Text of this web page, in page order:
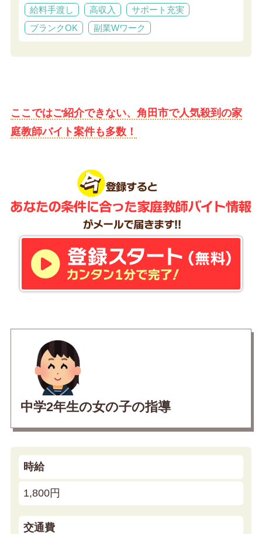
給料手渡し
高収入
サポート充実
ブランクOK
副業Wワーク
ここではご紹介できない、角田市で人気殺到の家
庭教師バイト案件も多数！
中学2年生の女の子の指導
時給
1,800円
交通費